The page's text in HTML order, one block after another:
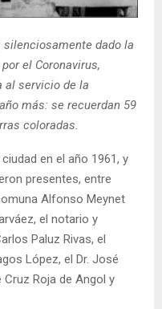
silenciosamente dado la
el Coronavirus,
al servicio de la
más: se recuerdan 59
coloradas.
en el año 1961, y
presentes, entre
Alfonso Meynet
el notario y
Paluz Rivas, el
López, el Dr. José
Roja de Angol y